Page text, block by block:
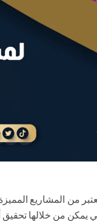
من المشاريع
يمكن من خلالها تحقيق